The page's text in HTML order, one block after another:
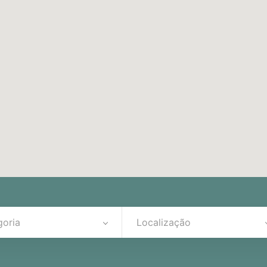
Localização